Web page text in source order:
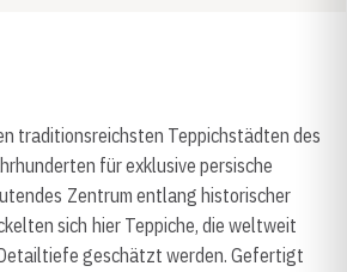
traditionsreichsten Teppichstädten des
für exklusive persische
Zentrum entlang historischer
sich hier Teppiche, die weltweit
geschätzt werden. Gefertigt